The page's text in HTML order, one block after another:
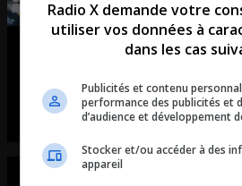
Tiësto débarque à
entretient avec Axel Vézina du
Radio X demande votre
utiliser vos données à
dans les cas
Publicités et contenu
performance des publicités et
d’audience et développement
Stocker et/ou accéder à des
appareil